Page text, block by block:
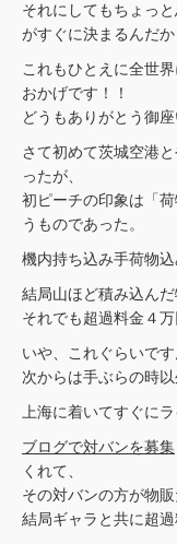
それにしてもちょっ
がすぐに決まるんだ
これもひとえに全世
おかげです！！
どうもありがとう御座
さて初めて茨城空港
ったが、
初ピーチの印象は「
うものであった。
機内持ち込み手荷物
結局山ほど積み込ん
それでも超過料金４万
いや、これぐらいで
次からは手ぶらの時
上海に着いてすぐに
ブログで対バンを募集
くれて、
その対バンの方が物
結局ギャラと共に超過